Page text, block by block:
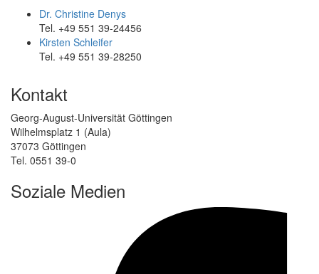
Dr. Christine Denys
Tel. +49 551 39-24456
Kirsten Schleifer
Tel. +49 551 39-28250
Kontakt
Georg-August-Universität Göttingen
Wilhelmsplatz 1 (Aula)
37073 Göttingen
Tel. 0551 39-0
Soziale Medien